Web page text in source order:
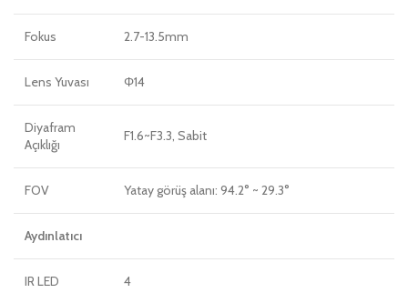
Fokus 2.7-13.5mm
Lens Yuvası Φ14
Diyafram
Açıklığı
F1.6~F3.3, Sabit
FOV Yatay görüş alanı: 94.2° ~ 29.3°
Aydınlatıcı
IR LED 4